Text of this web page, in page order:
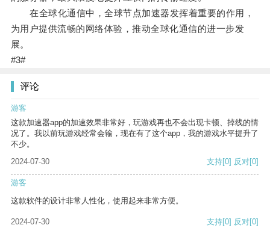
在全球化通信中，全球节点加速器发挥着重要的作用，
为用户提供流畅的网络体验，推动全球化通信的进一步发
展。
#3#
评论
游客
这款加速器app的加速效果非常好，玩游戏再也不会出现卡顿、掉线的情
况了。我以前玩游戏经常会输，现在有了这个app，我的游戏水平提升了
不少。
2024-07-30
支持[0] 反对[0]
游客
这款软件的设计非常人性化，使用起来非常方便。
2024-07-30 支持[0] 反对[0]